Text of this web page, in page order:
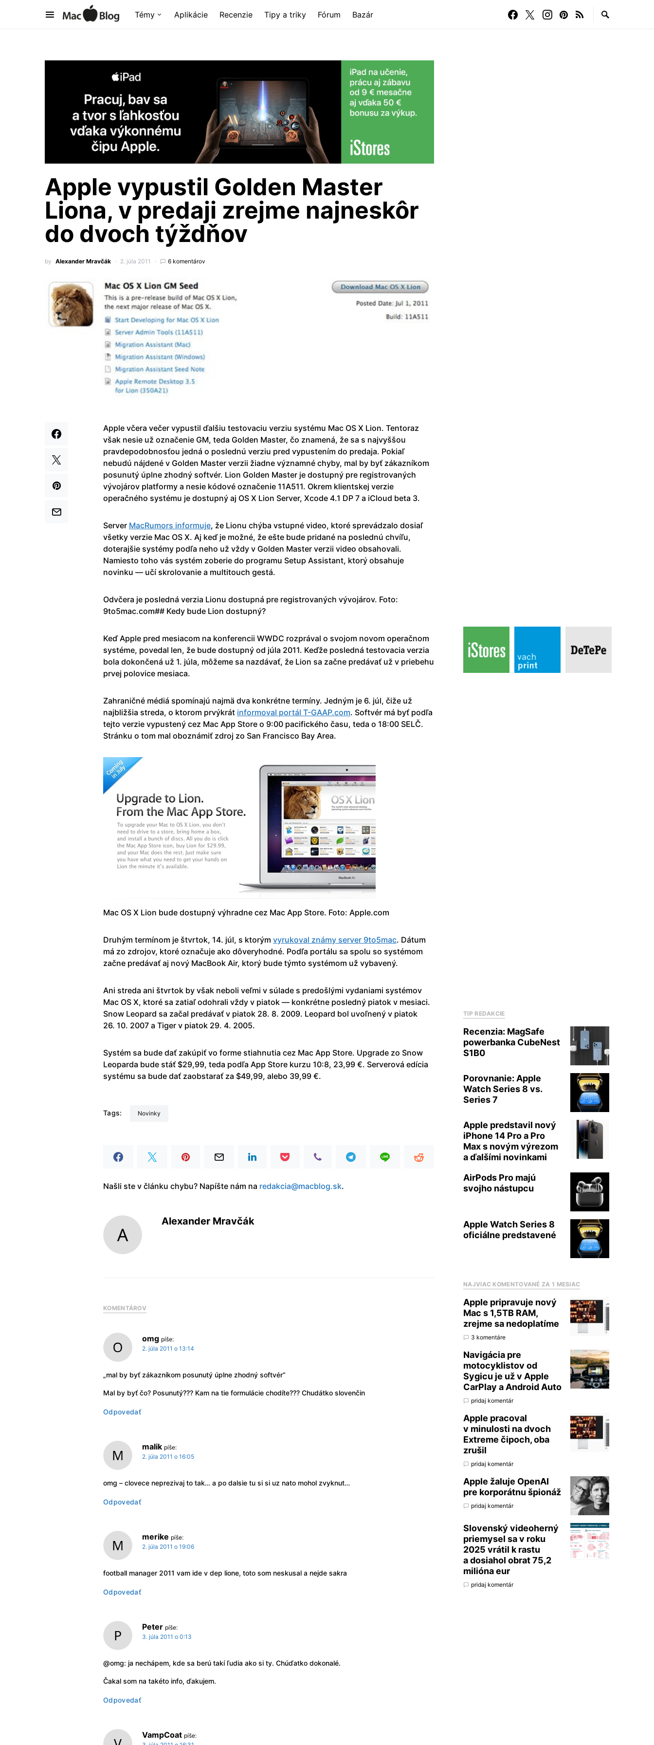
Témy Aplikácie Recenzie Tipy a triky Fórum Bazár
Apple vypustil Golden Master
Liona, v predaji zrejme najneskôr
do dvoch týždňov
by Alexander Mravčák 2. júla 2011 6 komentárov
Apple včera večer vypustil ďalšiu testovaciu verziu systému Mac OS X Lion. Tentoraz
však nesie už označenie GM, teda Golden Master, čo znamená, že sa s najvyššou
pravdepodobnosťou jedná o poslednú verziu pred vypustením do predaja. Pokiaľ
nebudú nájdené v Golden Master verzii žiadne významné chyby, mal by byť zákazníkom
posunutý úplne zhodný softvér. Lion Golden Master je dostupný pre registrovaných
vývojárov platformy a nesie kódové označenie 11A511. Okrem klientskej verzie
operačného systému je dostupný aj OS X Lion Server, Xcode 4.1 DP 7 a iCloud beta 3.
Server MacRumors informuje, že Lionu chýba vstupné video, ktoré sprevádzalo dosiaľ
všetky verzie Mac OS X. Aj keď je možné, že ešte bude pridané na poslednú chvíľu,
doterajšie systémy podľa neho už vždy v Golden Master verzii video obsahovali.
Namiesto toho vás systém zoberie do programu Setup Assistant, ktorý obsahuje
novinku — učí skrolovanie a multitouch gestá.
Odvčera je posledná verzia Lionu dostupná pre registrovaných vývojárov. Foto:
9to5mac.com## Kedy bude Lion dostupný?
Keď Apple pred mesiacom na konferencii WWDC rozprával o svojom novom operačnom
systéme, povedal len, že bude dostupný od júla 2011. Keďže posledná testovacia verzia
bola dokončená už 1. júla, môžeme sa nazdávať, že Lion sa začne predávať už v priebehu
prvej polovice mesiaca.
Zahraničné médiá spomínajú najmä dva konkrétne termíny. Jedným je 6. júl, čiže už
najbližšia streda, o ktorom prvýkrát informoval portál T-GAAP.com. Softvér má byť podľa
tejto verzie vypustený cez Mac App Store o 9:00 pacifického času, teda o 18:00 SELČ.
Stránku o tom mal oboznámiť zdroj zo San Francisco Bay Area.
Mac OS X Lion bude dostupný výhradne cez Mac App Store. Foto: Apple.com
Druhým termínom je štvrtok, 14. júl, s ktorým vyrukoval známy server 9to5mac. Dátum
má zo zdrojov, ktoré označuje ako dôveryhodné. Podľa portálu sa spolu so systémom
začne predávať aj nový MacBook Air, ktorý bude týmto systémom už vybavený.
Ani streda ani štvrtok by však neboli veľmi v súlade s predošlými vydaniami systémov
Mac OS X, ktoré sa zatiaľ odohrali vždy v piatok — konkrétne posledný piatok v mesiaci.
Snow Leopard sa začal predávať v piatok 28. 8. 2009. Leopard bol uvoľnený v piatok
26. 10. 2007 a Tiger v piatok 29. 4. 2005.
Systém sa bude dať zakúpiť vo forme stiahnutia cez Mac App Store. Upgrade zo Snow
Leoparda bude stáť $29,99, teda podľa App Store kurzu 10:8, 23,99 €. Serverová edícia
systému sa bude dať zaobstarať za $49,99, alebo 39,99 €.
Tags: Novinky
Našli ste v článku chybu? Napíšte nám na redakcia@macblog.sk.
Alexander Mravčák
KOMENTÁROV
omg píše:
2. júla 2011 o 13:14
„mal by byť zákazníkom posunutý úplne zhodný softvér“
Mal by byť čo? Posunutý??? Kam na tie formulácie chodíte??? Chudátko slovenčin
Odpovedať
malik píše:
2. júla 2011 o 16:05
omg – clovece neprezivaj to tak… a po dalsie tu si si uz nato mohol zvyknut…
Odpovedať
merike píše:
2. júla 2011 o 19:06
football manager 2011 vam ide v dep lione, toto som neskusal a nejde sakra
Odpovedať
Peter píše:
3. júla 2011 o 0:13
@omg: ja nechápem, kde sa berú takí ľudia ako si ty. Chúďatko dokonalé.
Čakal som na takéto info, ďakujem.
Odpovedať
VampCoat píše:
TIP REDAKCIE
Recenzia: MagSafe
powerbanka CubeNest
S1B0
Porovnanie: Apple
Watch Series 8 vs.
Series 7
Apple predstavil nový
iPhone 14 Pro a Pro
Max s novým výrezom
a ďalšími novinkami
AirPods Pro majú
svojho nástupcu
Apple Watch Series 8
oficiálne predstavené
NAJVIAC KOMENTOVANÉ ZA 1 MESIAC
Apple pripravuje nový
Mac s 1,5TB RAM,
zrejme sa nedoplatíme
3 komentáre
Navigácia pre
motocyklistov od
Sygicu je už v Apple
CarPlay a Android Auto
pridaj komentár
Apple pracoval
v minulosti na dvoch
Extreme čipoch, oba
zrušil
pridaj komentár
Apple žaluje OpenAI
pre korporátnu špionáž
pridaj komentár
Slovenský videoherný
priemysel sa v roku
2025 vrátil k rastu
a dosiahol obrat 75,2
milióna eur
pridaj komentár